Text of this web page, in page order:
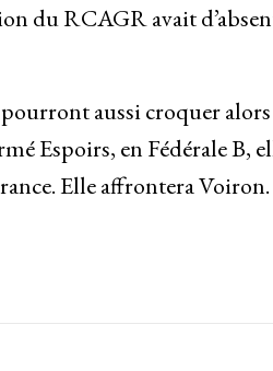
du RCAGR avait
pourront aussi croquer
Espoirs, en Fédérale B,
Elle affrontera Voiron.